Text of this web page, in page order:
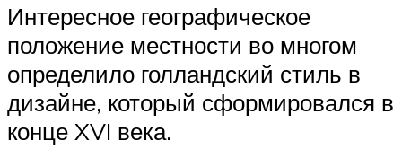
Интересное географическое
положение местности во многом
определило голландский стиль в
дизайне, который сформировался в
конце XVI века.